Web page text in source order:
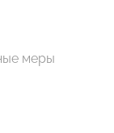
меры